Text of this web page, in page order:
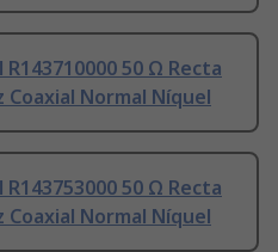
50 Ω Recta
Coaxial Normal Níquel
50 Ω Recta
Coaxial Normal Níquel